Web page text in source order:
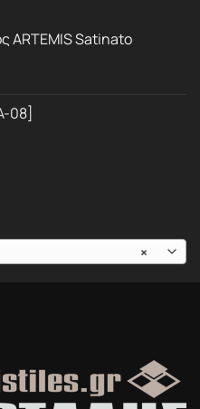
ARTEMIS Satinato
08]
×